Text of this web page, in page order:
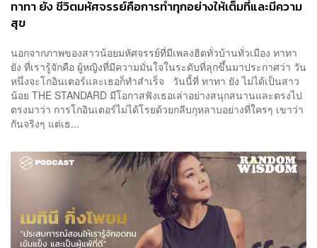
ทาทา ยัง ชีวิตมหัศจรรย์คือการทำทุกอย่างให้เต็มที่และมีความ
สุข
นอกจากภาพของสาวน้อยมหัศจรรย์ที่มีเพลงฮิตทั่วบ้านทั่วเมือง ทาทา
ยัง ที่เรารู้จักคือ ผู้หญิงที่มีความมั่นใจในระดับที่ลุกขึ้นมาประกาศว่า วัน
หนึ่งจะโกอินเตอร์และเธอก็ทำสำเร็จ วันนี้ที่ ทาทา ยัง ไม่ได้เป็นสาว
น้อย THE STANDARD มีโอกาสฟังเธอเล่าอย่างสนุกสนานและตรงไป
ตรงมาว่า การโกอินเตอร์ไม่ได้โรยด้วยกลีบกุหลาบอย่างที่ใครๆ เขาว่า
กันจริงๆ แต่เธ...